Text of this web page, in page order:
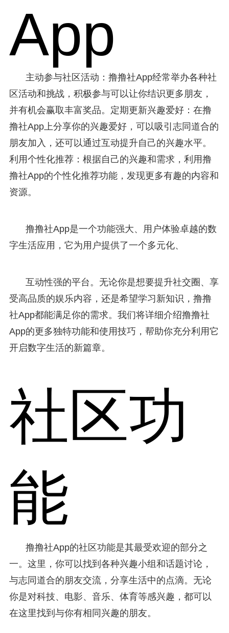
App
主动参与社区活动：撸撸社App经常举办各种社
区活动和挑战，积极参与可以让你结识更多朋友，
并有机会赢取丰富奖品。定期更新兴趣爱好：在撸
撸社App上分享你的兴趣爱好，可以吸引志同道合的
朋友加入，还可以通过互动提升自己的兴趣水平。
利用个性化推荐：根据自己的兴趣和需求，利用撸
撸社App的个性化推荐功能，发现更多有趣的内容和
资源。
撸撸社App是一个功能强大、用户体验卓越的数
字生活应用，它为用户提供了一个多元化、
互动性强的平台。无论你是想要提升社交圈、享
受高品质的娱乐内容，还是希望学习新知识，撸撸
社App都能满足你的需求。我们将详细介绍撸撸社
App的更多独特功能和使用技巧，帮助你充分利用它
开启数字生活的新篇章。
社区功
能
撸撸社App的社区功能是其最受欢迎的部分之
一。这里，你可以找到各种兴趣小组和话题讨论，
与志同道合的朋友交流，分享生活中的点滴。无论
你是对科技、电影、音乐、体育等感兴趣，都可以
在这里找到与你有相同兴趣的朋友。